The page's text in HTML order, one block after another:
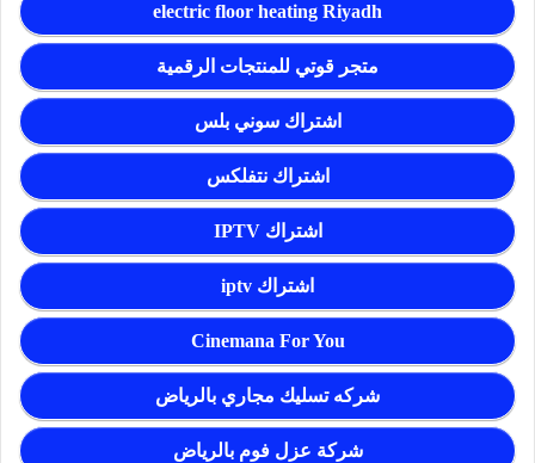
electric floor heating Riyadh
متجر قوتي للمنتجات الرقمية
اشتراك سوني بلس
اشتراك نتفلكس
اشتراك IPTV
اشتراك iptv
Cinemana For You
شركه تسليك مجاري بالرياض
شركة عزل فوم بالرياض